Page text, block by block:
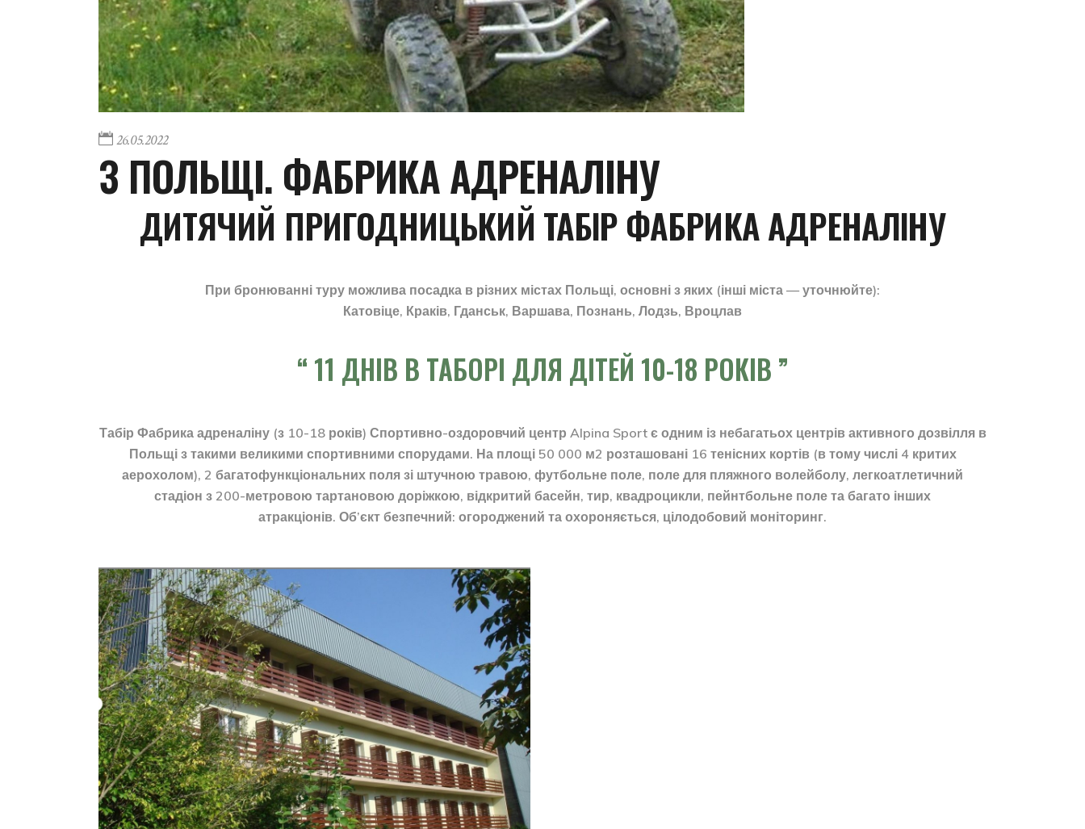
26.05.2022
З ПОЛЬЩІ. ФАБРИКА АДРЕНАЛІНУ
ДИТЯЧИЙ ПРИГОДНИЦЬКИЙ ТАБІР ФАБРИКА АДРЕНАЛІНУ
При бронюванні туру можлива посадка в різних містах Польщі, основні з яких (інші міста — уточнюйте):
Катовіце, Краків, Гданськ, Варшава, Познань, Лодзь, Вроцлав
11 ДНІВ В ТАБОРІ ДЛЯ ДІТЕЙ 10-18 РОКІВ
Табір Фабрика адреналіну (з 10-18 років) Спортивно-оздоровчий центр Alpina Sport є одним із небагатьох центрів активного дозвілля в
Польщі з такими великими спортивними спорудами. На площі 50 000 м2 розташовані 16 тенісних кортів (в тому числі 4 критих
аерохолом), 2 багатофункціональних поля зі штучною травою, футбольне поле, поле для пляжного волейболу, легкоатлетичний
стадіон з 200-метровою тартановою доріжкою, відкритий басейн, тир, квадроцикли, пейнтбольне поле та багато інших
атракціонів. Об’єкт безпечний: огороджений та охороняється, цілодобовий моніторинг.